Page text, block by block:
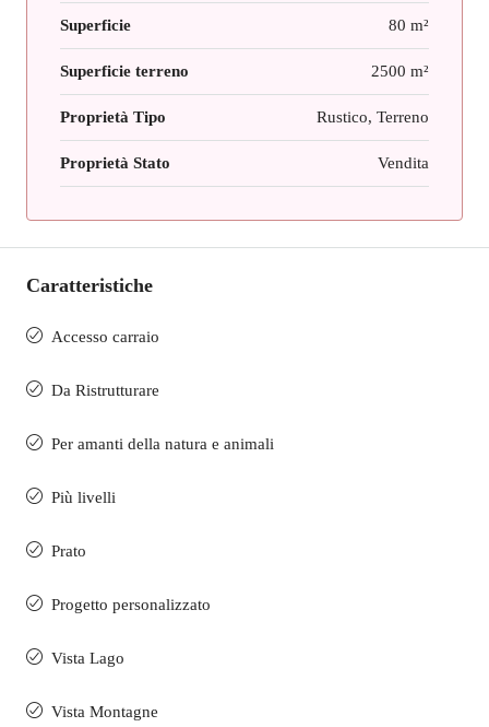
Superficie 80 m²
Superficie terreno 2500 m²
Proprietà Tipo Rustico, Terreno
Proprietà Stato Vendita
Caratteristiche
Accesso carraio
Da Ristrutturare
Per amanti della natura e animali
Più livelli
Prato
Progetto personalizzato
Vista Lago
Vista Montagne